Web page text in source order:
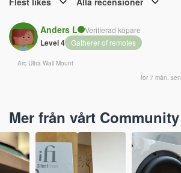
Anders L Verifierad köpare
Level 4 Gatherer of remotes
Arc Ultra Wall Mount
för 7 mån. sen
Mer från vårt Community